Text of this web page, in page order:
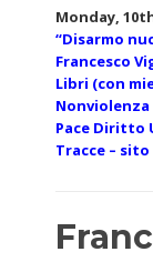
Monday,
“Disarmo
Francesco
Libri (con
Nonviolenza
Pace Diritto
Tracce –